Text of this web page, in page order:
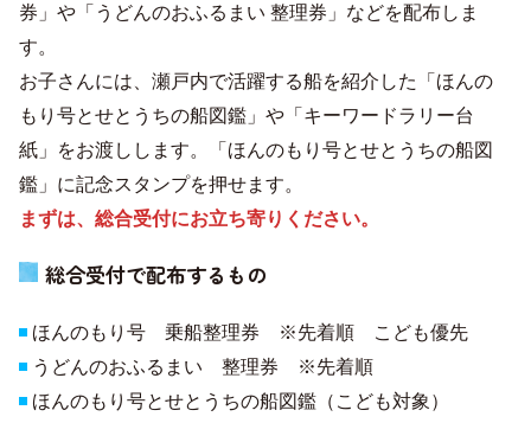
券」や「うどんのおふるまい 整理券」などを配布しま
す。
お子さんには、瀬戸内で活躍する船を紹介した「ほんの
もり号とせとうちの船図鑑」や「キーワードラリー台
紙」をお渡しします。「ほんのもり号とせとうちの船図
鑑」に記念スタンプを押せます。
まずは、総合受付にお立ち寄りください。
総合受付で配布するもの
ほんのもり号 乗船整理券 ※先着順 こども優先
うどんのおふるまい 整理券 ※先着順
ほんのもり号とせとうちの船図鑑（こども対象）